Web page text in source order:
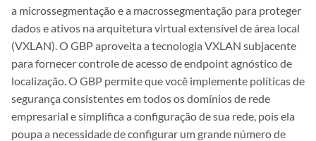
a microssegmentação e a macrossegmentação para proteger
dados e ativos na arquitetura virtual extensível de área local
(VXLAN). O GBP aproveita a tecnologia VXLAN subjacente
para fornecer controle de acesso de endpoint agnóstico de
localização. O GBP permite que você implemente políticas de
segurança consistentes em todos os domínios de rede
empresarial e simplifica a configuração de sua rede, pois ela
poupa a necessidade de configurar um grande número de